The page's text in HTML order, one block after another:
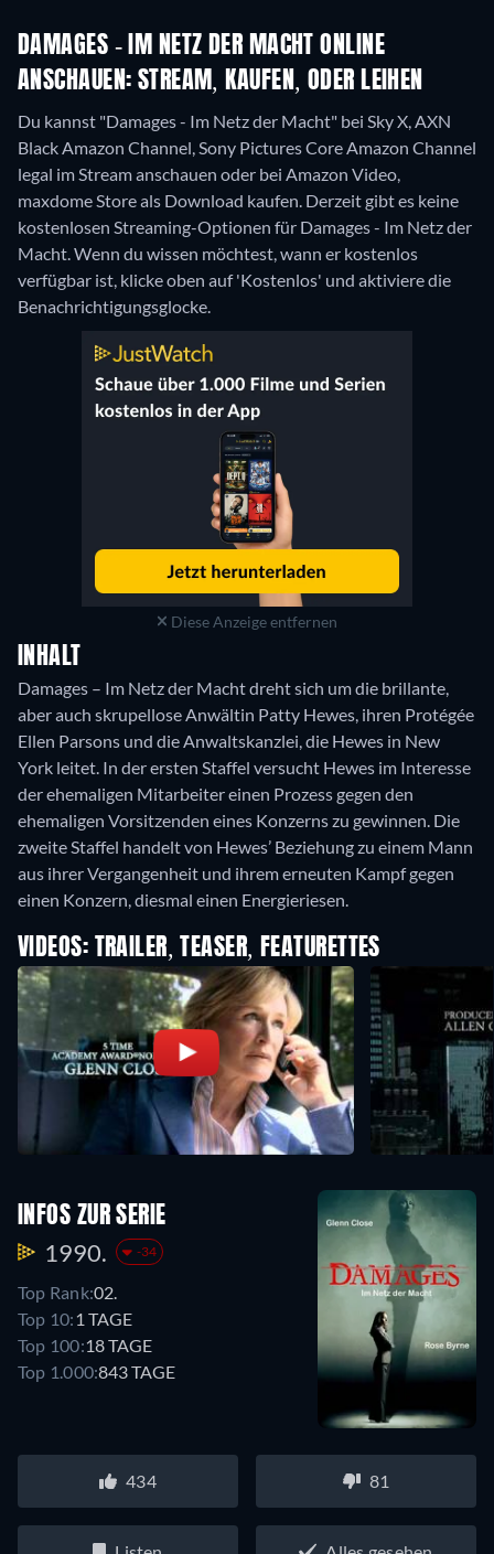
DAMAGES - IM NETZ DER MACHT ONLINE
ANSCHAUEN: STREAM, KAUFEN, ODER LEIHEN
Du kannst "Damages - Im Netz der Macht" bei Sky X, AXN
Black Amazon Channel, Sony Pictures Core Amazon Channel
legal im Stream anschauen oder bei Amazon Video,
maxdome Store als Download kaufen. Derzeit gibt es keine
kostenlosen Streaming-Optionen für Damages - Im Netz der
Macht. Wenn du wissen möchtest, wann er kostenlos
verfügbar ist, klicke oben auf 'Kostenlos' und aktiviere die
Benachrichtigungsglocke.
Diese Anzeige entfernen
INHALT
Damages – Im Netz der Macht dreht sich um die brillante,
aber auch skrupellose Anwältin Patty Hewes, ihren Protégée
Ellen Parsons und die Anwaltskanzlei, die Hewes in New
York leitet. In der ersten Staffel versucht Hewes im Interesse
der ehemaligen Mitarbeiter einen Prozess gegen den
ehemaligen Vorsitzenden eines Konzerns zu gewinnen. Die
zweite Staffel handelt von Hewes’ Beziehung zu einem Mann
aus ihrer Vergangenheit und ihrem erneuten Kampf gegen
einen Konzern, diesmal einen Energieriesen.
VIDEOS: TRAILER, TEASER, FEATURETTES
INFOS ZUR SERIE
1990. -34
Top Rank:02.
Top 10: 1 TAGE
Top 100:18 TAGE
Top 1.000:843 TAGE
434 81